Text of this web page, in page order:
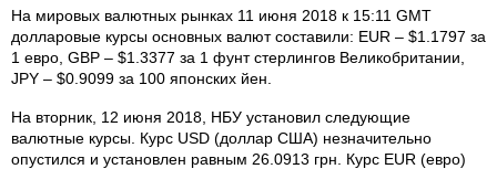
На мировых валютных рынках 11 июня 2018 к 15:11 GMT
долларовые курсы основных валют составили: EUR – $1.1797 за
1 евро, GBP – $1.3377 за 1 фунт стерлингов Великобритании,
JPY – $0.9099 за 100 японских йен.
На вторник, 12 июня 2018, НБУ установил следующие
валютные курсы. Курс USD (доллар США) незначительно
опустился и установлен равным 26.0913 грн. Курс EUR (евро)